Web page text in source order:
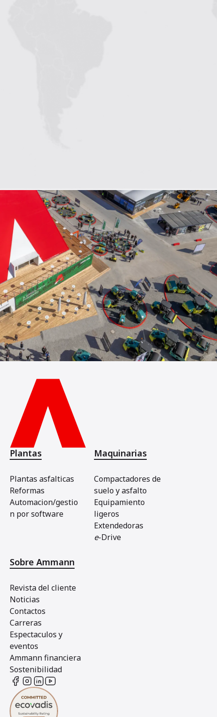
Plantas
Plantas asfalticas
Reformas
Automacion/gestio
n por software
Maquinarias
Compactadores de
suelo y asfalto
Equipamiento
ligeros
Extendedoras
e-Drive
Sobre Ammann
Revista del cliente
Noticias
Contactos
Carreras
Espectaculos y
eventos
Ammann financiera
Sostenibilidad